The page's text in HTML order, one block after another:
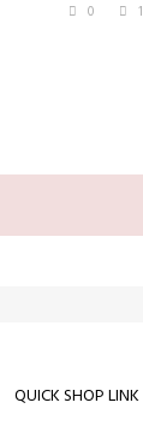
0 1
QUICK SHOP LINK